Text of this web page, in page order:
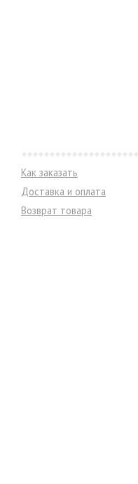
Как заказать
Доставка и оплата
Возврат товара